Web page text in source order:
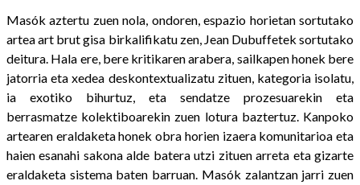
Masók aztertu zuen nola, ondoren, espazio horietan sortutako
artea art brut gisa birkalifikatu zen, Jean Dubuffetek sortutako
deitura. Hala ere, bere kritikaren arabera, sailkapen honek bere
jatorria eta xedea deskontextualizatu zituen, kategoria isolatu,
ia exotiko bihurtuz, eta sendatze prozesuarekin eta
berrasmatze kolektiboarekin zuen lotura baztertuz. Kanpoko
artearen eraldaketa honek obra horien izaera komunitarioa eta
haien esanahi sakona alde batera utzi zituen arreta eta gizarte
eraldaketa sistema baten barruan. Masók zalantzan jarri zuen